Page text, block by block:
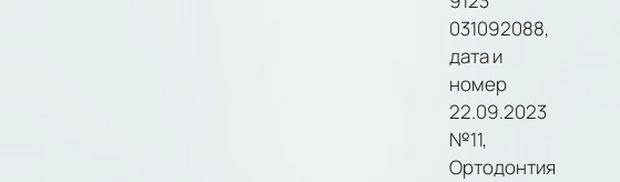
031092088,
дата и
номер
22.09.2023
№11,
Ортодонтия